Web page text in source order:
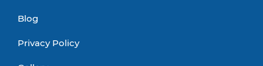
Blog
Privacy Policy